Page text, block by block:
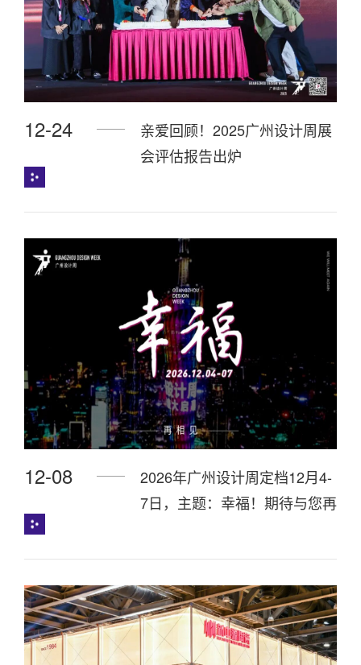
12-24
亲爱回顾！2025广州设计周展
会评估报告出炉
12-08
2026年广州设计周定档12月4-
7日，主题：幸福！期待与您再